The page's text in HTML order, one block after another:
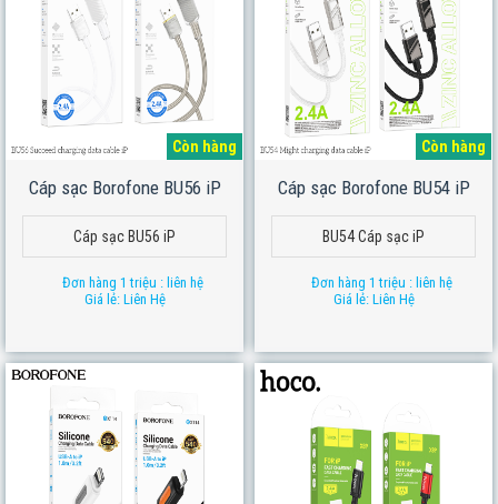
Còn hàng
Cáp sạc Borofone BU56 iP
Cáp sạc BU56 iP
Đơn hàng 1 triệu : liên hệ
Giá lẻ: Liên Hệ
Còn hàng
Cáp sạc Borofone BU54 iP
BU54 Cáp sạc iP
Đơn hàng 1 triệu : liên hệ
Giá lẻ: Liên Hệ